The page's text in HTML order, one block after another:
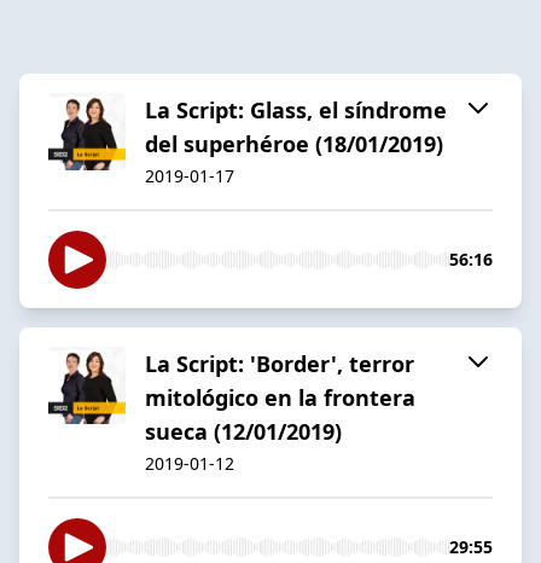
La Script: Glass, el síndrome
del superhéroe (18/01/2019)
2019-01-17
56:16
La Script: 'Border', terror
mitológico en la frontera
sueca (12/01/2019)
2019-01-12
29:55